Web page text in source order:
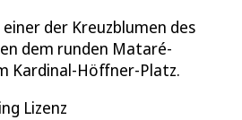
der Kreuzblumen des
dem runden Mataré-
Kardinal-Höffner-Platz.
Lizenz